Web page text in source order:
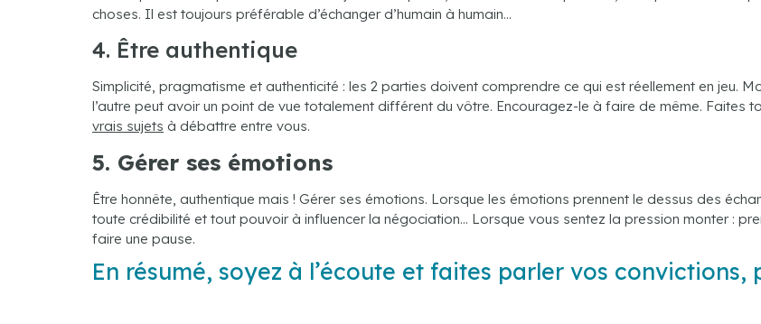
choses. Il est toujours préférable d’échanger d’humain à humain…
4. Être authentique
Simplicité, pragmatisme et authenticité : les 2 parties doivent comprendre ce qui est réellement en jeu.
l’autre peut avoir un point de vue totalement différent du vôtre. Encouragez-le à faire de même. Faites
vrais sujets à débattre entre vous.
5. Gérer ses émotions
Être honnête, authentique mais ! Gérer ses émotions. Lorsque les émotions prennent le dessus des
toute crédibilité et tout pouvoir à influencer la négociation… Lorsque vous sentez la pression monter :
faire une pause.
En résumé, soyez à l’écoute et faites parler vos convictions,